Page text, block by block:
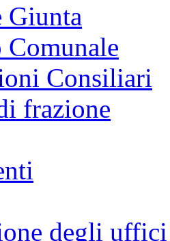
Giunta
Consiliari
frazione
degli uffici